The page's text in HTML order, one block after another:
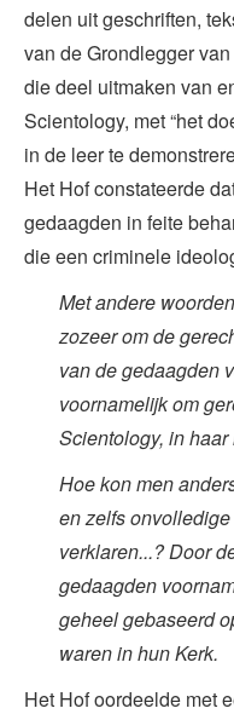
delen uit geschriften,
van de Grondlegger
die deel uitmaken van
Scientology, met “het
in de leer te
Het Hof constateerde
gedaagden in feite
die een criminele
Met andere
zozeer om de
van de gedaagden
voornamelijk om
Scientology, in
Hoe kon men
en zelfs
verklaren...? Door
gedaagden
geheel gebaseerd
waren in hun Kerk.
Het Hof oordeelde met